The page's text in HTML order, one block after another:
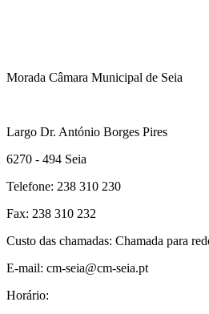
Morada Câmara Municipal de Seia
Largo Dr. António Borges Pires
6270 - 494 Seia
Telefone: 238 310 230
Fax: 238 310 232
Custo das chamadas: Chamada para
E-mail: cm-seia@cm-seia.pt
Horário: